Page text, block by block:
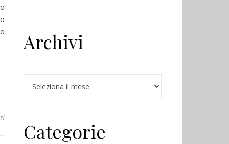
su Gita sociale: Saccarello-Marguareis
Archivi
Archivi
Categorie